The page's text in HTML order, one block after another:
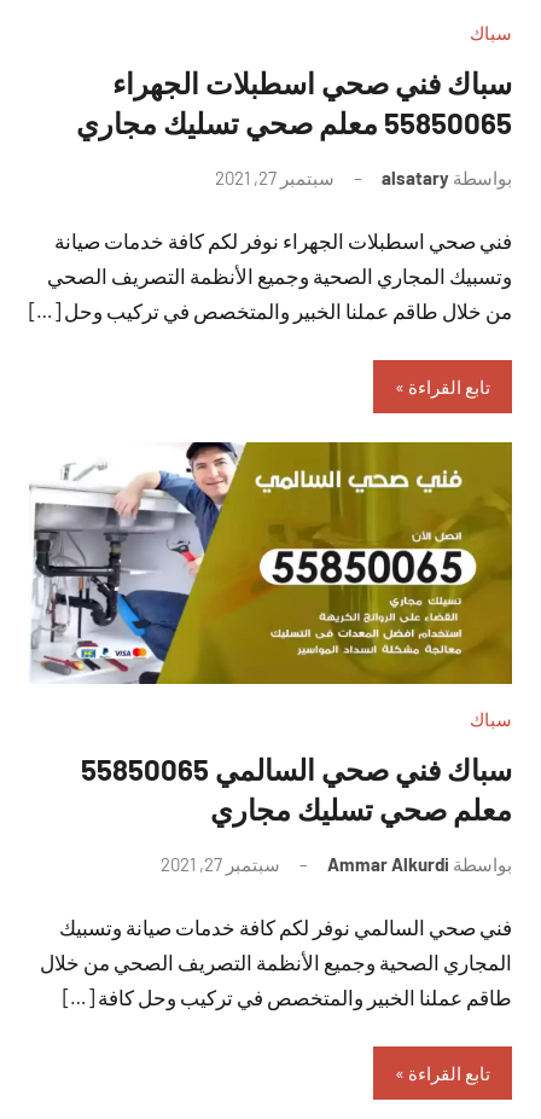
سباك
سباك فني صحي اسطبلات الجهراء
55850065 معلم صحي تسليك مجاري
بواسطة alsatary سبتمبر 27, 2021
تعليقات
فني صحي اسطبلات الجهراء نوفر لكم كافة خدمات صيانة
وتسبيك المجاري الصحية وجميع الأنظمة التصريف الصحي
من خلال طاقم عملنا الخبير والمتخصص في تركيب وحل […]
تابع القراءة
سباك
سباك فني صحي السالمي 55850065
معلم صحي تسليك مجاري
بواسطة Ammar Alkurdi سبتمبر 27, 2021
تعليقات
فني صحي السالمي نوفر لكم كافة خدمات صيانة وتسبيك
المجاري الصحية وجميع الأنظمة التصريف الصحي من خلال
طاقم عملنا الخبير والمتخصص في تركيب وحل كافة […]
تابع القراءة